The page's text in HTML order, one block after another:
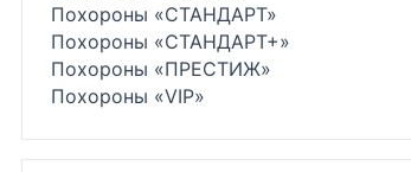
Похороны «СТАНДАРТ»
Похороны «СТАНДАРТ+»
Похороны «ПРЕСТИЖ»
Похороны «VIP»